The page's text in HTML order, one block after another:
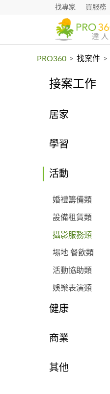
找專家 買服務
PRO360 > 找案件 >
接案工作
居家
學習
活動
婚禮籌備類
設備租賃類
攝影服務類
場地 餐飲類
活動協助類
娛樂表演類
健康
商業
其他